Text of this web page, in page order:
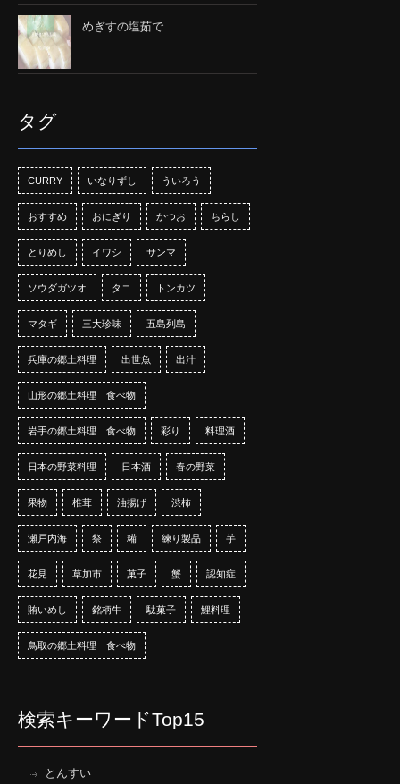
めぎすの塩茹で
タグ
CURRY いなりずし ういろう
おすすめ おにぎり かつお ちらし
とりめし イワシ サンマ
ソウダガツオ タコ トンカツ
マタギ 三大珍味 五島列島
兵庫の郷土料理 出世魚 出汁
山形の郷土料理 食べ物
岩手の郷土料理 食べ物 彩り 料理酒
日本の野菜料理 日本酒 春の野菜
果物 椎茸 油揚げ 渋柿
瀬戸内海 祭 糒 練り製品 芋
花見 草加市 菓子 蟹 認知症
賄いめし 銘柄牛 駄菓子 鯉料理
鳥取の郷土料理 食べ物
検索キーワードTop15
とんすい